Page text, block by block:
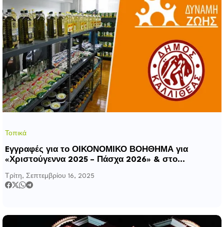
Τοπικά
Eγγραφές για το ΟΙΚΟΝΟΜΙΚΟ ΒΟΗΘΗΜΑ για
«Χριστούγεννα 2025 – Πάσχα 2026» & στο
Τρίτη, Σεπτεμβρίου 16, 2025